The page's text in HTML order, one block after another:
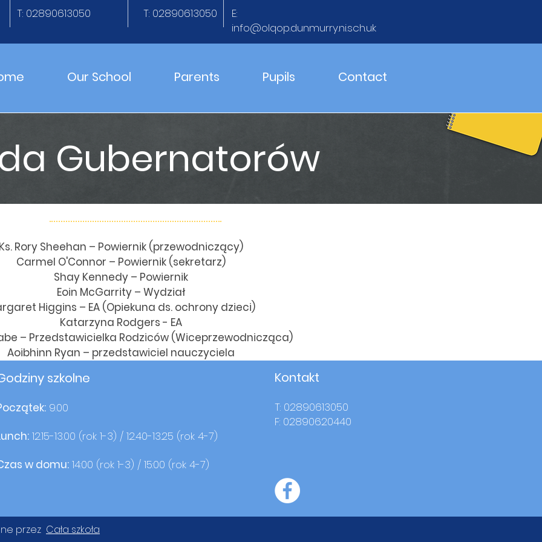
Our School Parents Pupils Contact
T: 02890613050 T: 02890613050
E:
info@olqop.dunmurry.ni.sch.uk
Gubernatorów
Rory Sheehan – Powiernik (przewodniczący)
Carmel O'Connor – Powiernik (sekretarz)
Shay Kennedy – Powiernik
Eoin McGarrity – Wydział
Higgins – EA (Opiekuna ds. ochrony dzieci)
Katarzyna Rodgers - EA
– Przedstawicielka Rodziców (Wiceprzewodnicząca)
Aoibhinn Ryan – przedstawiciel nauczyciela
szkolne
9.00
12.15-13.00 (rok 1-3) / 12.40-13.25 (rok 4-7)
w domu: 14:00 (rok 1-3) / 15:00 (rok 4-7)
Kontakt
T: 02890613050
F: 02890620440
przez Cała szkoła